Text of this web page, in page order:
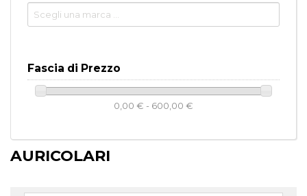
Fascia di Prezzo
0,00 € - 600,00 €
AURICOLARI